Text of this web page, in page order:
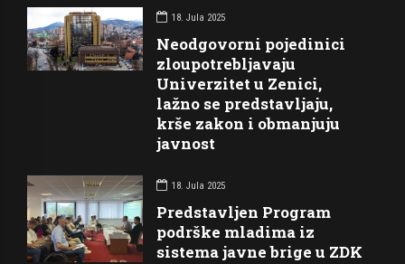
18. Jula 2025
Neodgovorni pojedinici
zloupotrebljavaju
Univerzitet u Zenici,
lažno se predstavljaju,
krše zakon i obmanjuju
javnost
18. Jula 2025
Predstavljen Program
podrške mladima iz
sistema javne brige u ZDK